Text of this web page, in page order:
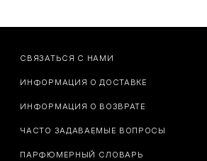
СВЯЗАТЬСЯ С НАМИ
ИНФОРМАЦИЯ О ДОСТАВКЕ
ИНФОРМАЦИЯ О ВОЗВРАТЕ
ЧАСТО ЗАДАВАЕМЫЕ ВОПРОСЫ
ПАРФЮМЕРНЫЙ СЛОВАРЬ